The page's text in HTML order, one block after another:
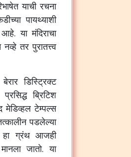
याची रचना
पायथ्याशी
या मंदिराचा
तर पुरातत्त्व
डिस्ट्रिक्ट
ब्रिटिश
मेडिव्हल टेम्पल्स
पडलेल्या
हा ग्रंथ आजही
जातो. या